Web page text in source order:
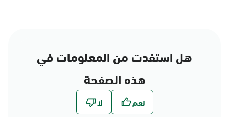
هل استفدت من المعلومات في
هذه الصفحة